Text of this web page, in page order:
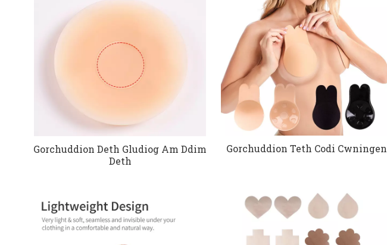
Gorchuddion Deth Gludiog Am Ddim
Deth
Gorchuddion Teth Codi Cwningen